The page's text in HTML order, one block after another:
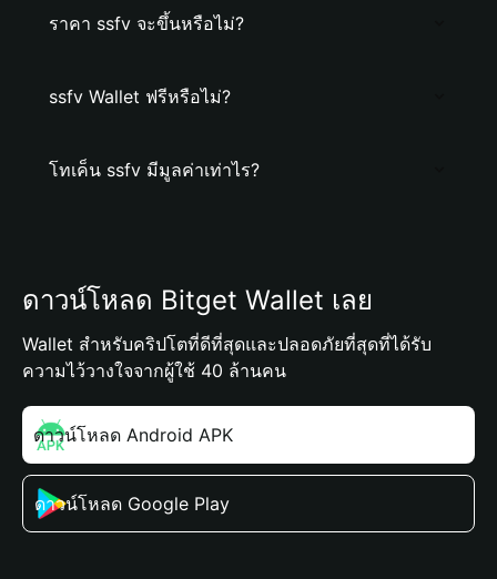
ราคา ssfv จะขึ้นหรือไม่?
ssfv Wallet ฟรีหรือไม่?
โทเค็น ssfv มีมูลค่าเท่าไร?
ดาวน์โหลด Bitget Wallet เลย
Wallet สำหรับคริปโตที่ดีที่สุดและปลอดภัยที่สุดที่ได้รับ
ความไว้วางใจจากผู้ใช้ 40 ล้านคน
ดาวน์โหลด Android APK
ดาวน์โหลด Google Play